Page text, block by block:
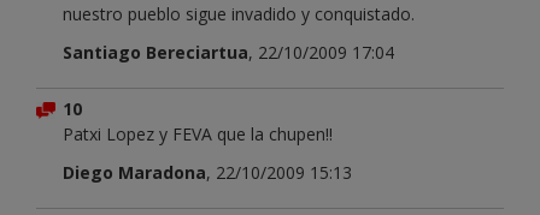
nuestro pueblo sigue invadido y conquistado.
Santiago Bereciartua, 22/10/2009 17:04
10
Patxi Lopez y FEVA que la chupen!!
Diego Maradona, 22/10/2009 15:13